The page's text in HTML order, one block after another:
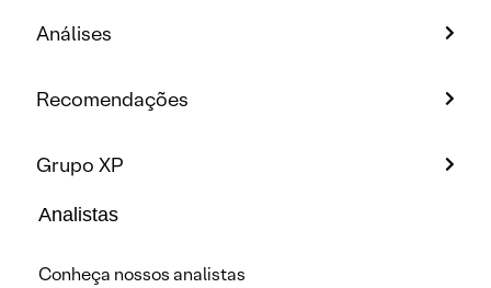
Análises
Recomendações
Grupo XP
Analistas
Conheça nossos analistas